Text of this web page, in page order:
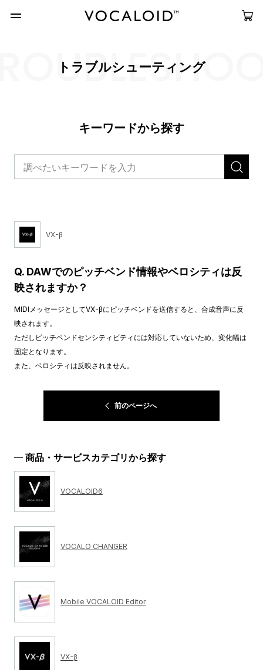
トラブルシューティング
キーワードから探す
VX-β
Q. DAWでのピッチベンド情報やベロシティは反
映されますか？
MIDIメッセージとしてVX-βにピッチベンドを送信すると、合成音声に反
映されます。
ただしピッチベンドセンシティビティには対応していないため、変化幅は
固定となります。
また、ベロシティは反映されません。
前のページへ
商品・サービスカテゴリから探す
VOCALOID6
VOCALO CHANGER
Mobile VOCALOID Editor
VX-β